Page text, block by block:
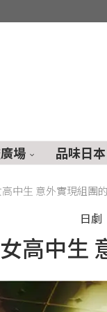
場 品味日本
中生 意外實現組團
日劇
高中生